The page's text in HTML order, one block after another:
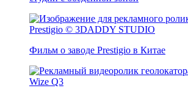
Фильм о заводе Prestigio в Китае